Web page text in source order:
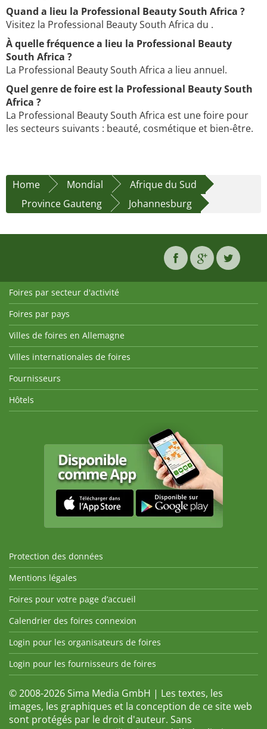
Quand a lieu la Professional Beauty South Africa ?
Visitez la Professional Beauty South Africa du .
À quelle fréquence a lieu la Professional Beauty
South Africa ?
La Professional Beauty South Africa a lieu annuel.
Quel genre de foire est la Professional Beauty South
Africa ?
La Professional Beauty South Africa est une foire pour
les secteurs suivants : beauté, cosmétique et bien-être.
Home Mondial
Afrique du Sud
Province Gauteng
Johannesburg
Foires par secteur d'activité
Foires par pays
Villes de foires en Allemagne
Villes internationales de foires
Fournisseurs
Hôtels
Protection des données
Mentions légales
Foires pour votre page d’accueil
Calendrier des foires connexion
Login pour les organisateurs de foires
Login pour les fournisseurs de foires
© 2008-2026 Sima Media GmbH | Les textes, les
images, les graphiques et la conception de ce site web
sont protégés par le droit d'auteur. Sans